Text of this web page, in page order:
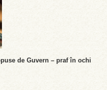
de Guvern – praf în ochi